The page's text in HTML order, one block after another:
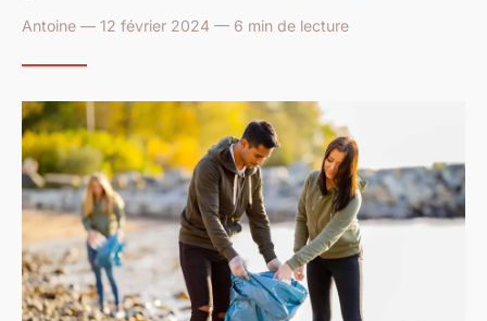
Antoine — 12 février 2024 — 6 min de lecture